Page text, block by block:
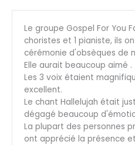
Le groupe Gospel For You
choristes et 1 pianiste, ils
cérémonie d'obsèques de
Elle aurait beaucoup aimé .
Les 3 voix étaient
excellent.
Le chant Hallelujah était
dégagé beaucoup
La plupart des personnes
ont apprécié la présence